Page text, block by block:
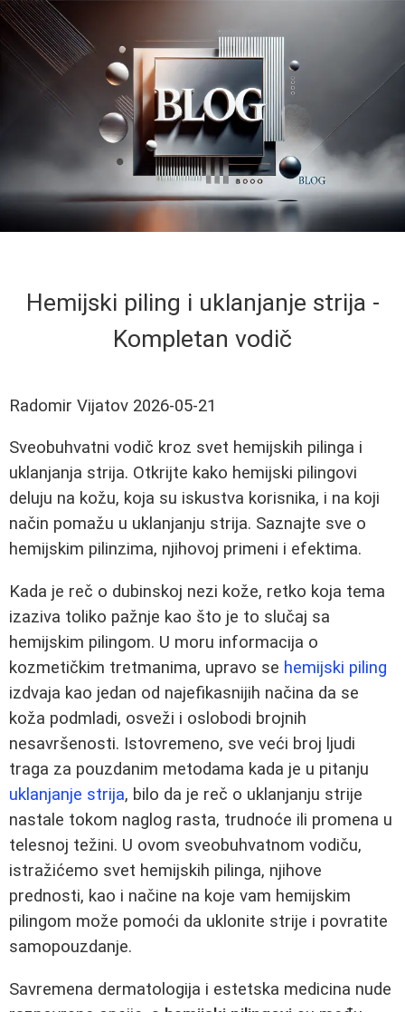
Hemijski piling i uklanjanje strija -
Kompletan vodič
Radomir Vijatov 2026-05-21
Sveobuhvatni vodič kroz svet hemijskih pilinga i
uklanjanja strija. Otkrijte kako hemijski pilingovi
deluju na kožu, koja su iskustva korisnika, i na koji
način pomažu u uklanjanju strija. Saznajte sve o
hemijskim pilinzima, njihovoj primeni i efektima.
Kada je reč o dubinskoj nezi kože, retko koja tema
izaziva toliko pažnje kao što je to slučaj sa
hemijskim pilingom. U moru informacija o
kozmetičkim tretmanima, upravo se hemijski piling
izdvaja kao jedan od najefikasnijih načina da se
koža podmladi, osveži i oslobodi brojnih
nesavršenosti. Istovremeno, sve veći broj ljudi
traga za pouzdanim metodama kada je u pitanju
uklanjanje strija, bilo da je reč o uklanjanju strije
nastale tokom naglog rasta, trudnoće ili promena u
telesnoj težini. U ovom sveobuhvatnom vodiču,
istražićemo svet hemijskih pilinga, njihove
prednosti, kao i načine na koje vam hemijskim
pilingom može pomoći da uklonite strije i povratite
samopouzdanje.
Savremena dermatologija i estetska medicina nude